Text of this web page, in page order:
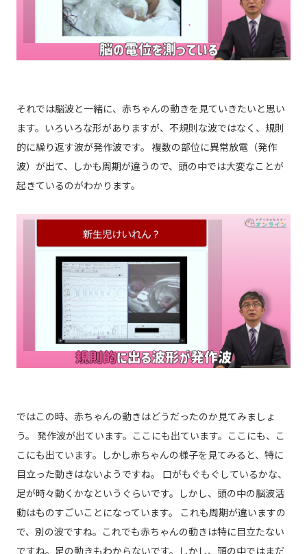
それでは脳波と一緒に、赤ちゃんの動きを見ていきたいと思い
ます。いろいろな形がありますが、不規則な波ではなく、規則
的に繰り返す波が発作波です。 複数の部位に異常放電（発作
波）が出て、しかも周期が違うので、頭の中では大変なことが
起きているのがわかります。
ではこの時、赤ちゃんの動きはどうだったのか見てみましょ
う。 発作波が出ています。ここにも出ています。ここにも、こ
こにも出ています。しかし赤ちゃんの様子を見てみると、特に
目立った動きはないようですね。 口がもぐもぐしているかな、
足が時々動くかなというぐらいです。しかし、頭の中の脳波活
動はものすごいことになっています。 これも周期が違いますの
で、別の波ですね。これでも赤ちゃんの動きは特に目立たない
ですね。足の動きもわからないです。しかし、頭の中ではまだ